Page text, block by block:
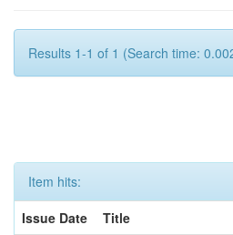
Results 1-1 of 1 (Search time:
Item hits:
Issue Date
Title